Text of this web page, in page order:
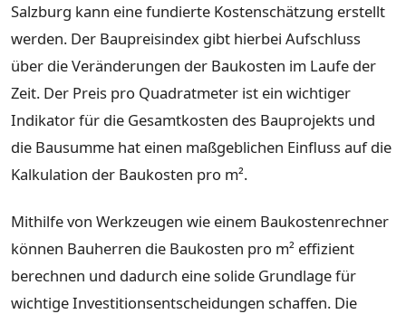
Salzburg kann eine fundierte Kostenschätzung erstellt
werden. Der Baupreisindex gibt hierbei Aufschluss
über die Veränderungen der Baukosten im Laufe der
Zeit. Der Preis pro Quadratmeter ist ein wichtiger
Indikator für die Gesamtkosten des Bauprojekts und
die Bausumme hat einen maßgeblichen Einfluss auf die
Kalkulation der Baukosten pro m².
Mithilfe von Werkzeugen wie einem Baukostenrechner
können Bauherren die Baukosten pro m² effizient
berechnen und dadurch eine solide Grundlage für
wichtige Investitionsentscheidungen schaffen. Die